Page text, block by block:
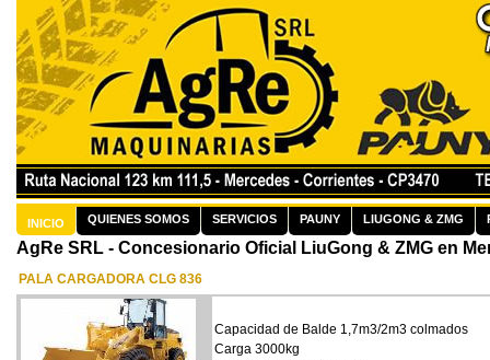
INICIO QUIENES SOMOS SERVICIOS PAUNY LIUGONG & ZMG
AgRe SRL - Concesionario Oficial LiuGong & ZMG en
PALA CARGADORA CLG 836
Capacidad de Balde 1,7m3/2m3 colmados
Carga 3000kg